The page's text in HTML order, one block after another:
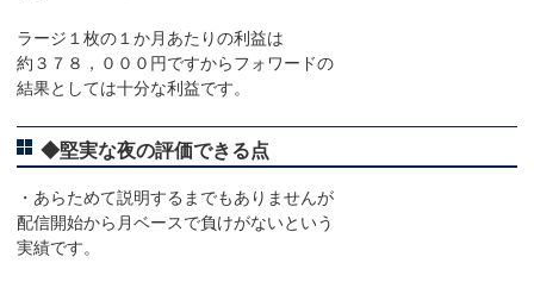
ラージ１枚の１か月あたりの利益は
約３７８，０００円ですからフォワードの
結果としては十分な利益です。
◆堅実な夜の評価できる点
・あらためて説明するまでもありませんが
配信開始から月ベースで負けがないという
実績です。